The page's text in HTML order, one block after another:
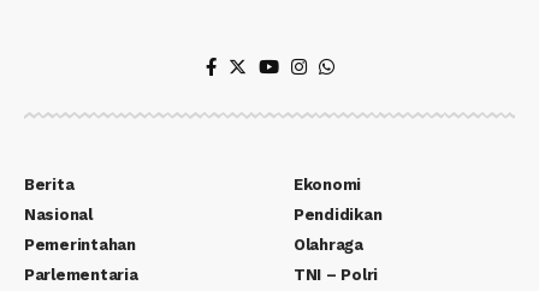
Berita
Nasional
Pemerintahan
Parlementaria
Ekonomi
Pendidikan
Olahraga
TNI – Polri